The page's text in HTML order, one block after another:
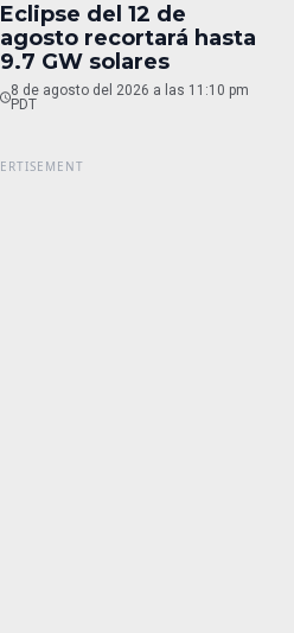
Eclipse del 12 de
agosto recortará hasta
9.7 GW solares
8 de agosto del 2026 a las 11:10 pm
PDT